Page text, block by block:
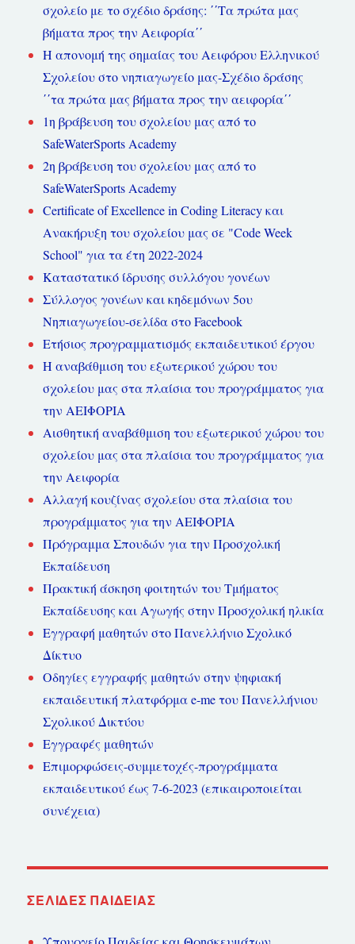
σχολείο με το σχέδιο δράσης: ΄΄Τα πρώτα μας
βήματα προς την Αειφορία΄΄
Η απονομή της σημαίας του Αειφόρου Ελληνικού
Σχολείου στο νηπιαγωγείο μας-Σχέδιο δράσης
΄΄τα πρώτα μας βήματα προς την αειφορία΄΄
1η βράβευση του σχολείου μας από το
SafeWaterSports Academy
2η βράβευση του σχολείου μας από το
SafeWaterSports Academy
Certificate of Excellence in Coding Literacy και
Ανακήρυξη του σχολείου μας σε "Code Week
School" για τα έτη 2022-2024
Καταστατικό ίδρυσης συλλόγου γονέων
Σύλλογος γονέων και κηδεμόνων 5ου
Νηπιαγωγείου-σελίδα στο Facebook
Ετήσιος προγραμματισμός εκπαιδευτικού έργου
Η αναβάθμιση του εξωτερικού χώρου του
σχολείου μας στα πλαίσια του προγράμματος για
την ΑΕΙΦΟΡΙΑ
Αισθητική αναβάθμιση του εξωτερικού χώρου του
σχολείου μας στα πλαίσια του προγράμματος για
την Αειφορία
Αλλαγή κουζίνας σχολείου στα πλαίσια του
προγράμματος για την ΑΕΙΦΟΡΙΑ
Πρόγραμμα Σπουδών για την Προσχολική
Εκπαίδευση
Πρακτική άσκηση φοιτητών του Τμήματος
Εκπαίδευσης και Αγωγής στην Προσχολική ηλικία
Εγγραφή μαθητών στο Πανελλήνιο Σχολικό
Δίκτυο
Οδηγίες εγγραφής μαθητών στην ψηφιακή
εκπαιδευτική πλατφόρμα e-me του Πανελλήνιου
Σχολικού Δικτύου
Εγγραφές μαθητών
Επιμορφώσεις-συμμετοχές-προγράμματα
εκπαιδευτικού έως 7-6-2023 (επικαιροποιείται
συνέχεια)
ΣΕΛΊΔΕΣ ΠΑΙΔΕΊΑΣ